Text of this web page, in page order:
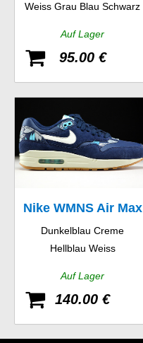
Weiss Grau Blau Schwarz
Auf Lager
95.00 €
Nike WMNS Air Max
1 Print
Dunkelblau Creme
Hellblau Weiss
Auf Lager
140.00 €